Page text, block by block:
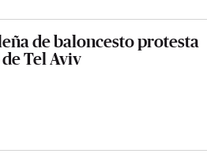
de baloncesto protesta
Tel Aviv